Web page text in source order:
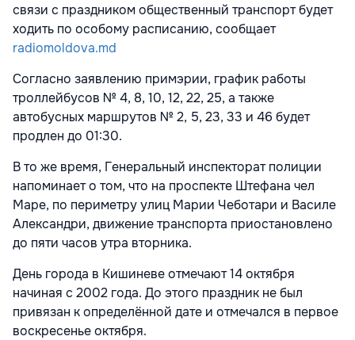
связи с праздником общественный транспорт будет
ходить по особому расписанию, сообщает
radiomoldova.md
Согласно заявлению примэрии, график работы
троллейбусов № 4, 8, 10, 12, 22, 25, а также
автобусных маршрутов № 2, 5, 23, 33 и 46 будет
продлен до 01:30.
В то же время, Генеральный инспекторат полиции
напоминает о том, что на проспекте Штефана чел
Маре, по периметру улиц Марии Чеботари и Василе
Александри, движение транспорта приостановлено
до пяти часов утра вторника.
День города в Кишиневе отмечают 14 октября
начиная с 2002 года. До этого праздник не был
привязан к определённой дате и отмечался в первое
воскресенье октября.